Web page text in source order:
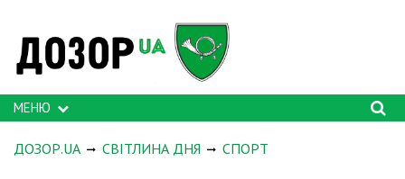
МЕНЮ
ДОЗОР.UA СВІТЛИНА ДНЯ СПОРТ